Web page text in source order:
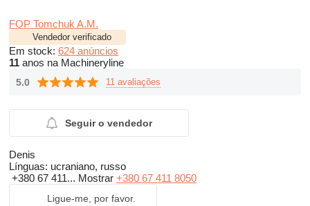
FOP Tomchuk A.M.
Vendedor verificado
Em stock: 624 anúncios
11 anos na Machineryline
5.0 11 avaliações
Seguir o vendedor
Denis
Línguas: ucraniano, russo
+380 67 411... Mostrar +380 67 411 8050
Ligue-me, por favor.